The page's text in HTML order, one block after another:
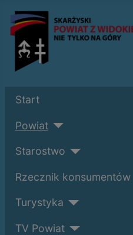
Start
Powiat
Starostwo
Rzecznik konsumentów
Turystyka
TV Powiat